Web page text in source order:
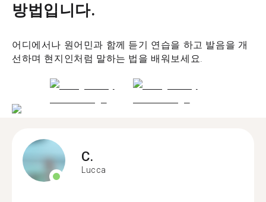
방법입니다.
어디에서나 원어민과 함께 듣기 연습을 하고 발음을 개
선하며 현지인처럼 말하는 법을 배워보세요.
C.
Lucca